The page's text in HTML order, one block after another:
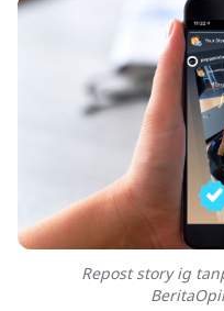
Repost story ig